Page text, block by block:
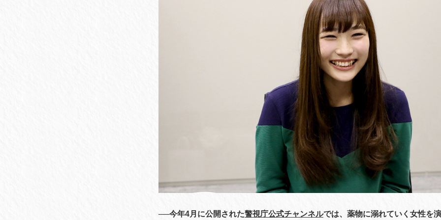
──今年4月に公開された警視庁公式チャンネルでは、薬物に溺れていく女性を